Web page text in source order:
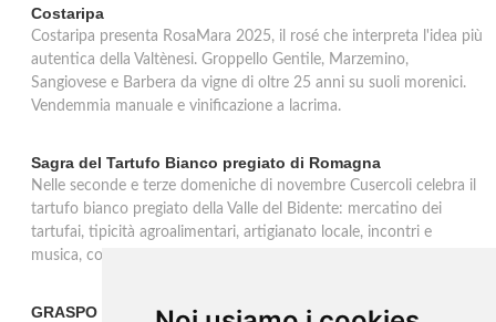
Costaripa
Costaripa presenta RosaMara 2025, il rosé che interpreta l'idea più
autentica della Valtènesi. Groppello Gentile, Marzemino,
Sangiovese e Barbera da vigne di oltre 25 anni su suoli morenici.
Vendemmia manuale e vinificazione a lacrima.
Sagra del Tartufo Bianco pregiato di Romagna
Nelle seconde e terze domeniche di novembre Cusercoli celebra il
tartufo bianco pregiato della Valle del Bidente: mercatino dei
tartufai, tipicità agroalimentari, artigianato locale, incontri e
musica, con premiazione del miglior tartufo trovato.
GRASPO vince l'Award OIV 2025